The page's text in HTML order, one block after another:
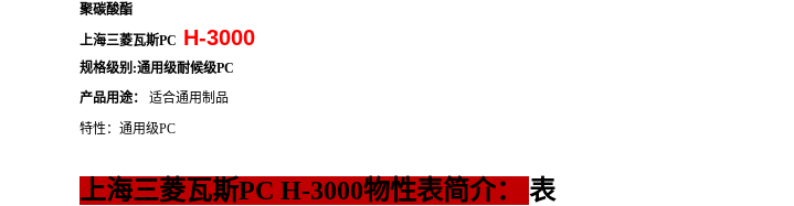
聚碳酸酯
上海三菱瓦斯PC H-3000
规格级别:通用级耐候级PC
产品用途：
适合通用制品
特性：通用级PC
上海三菱瓦斯PC H-3000物性表简介： 表